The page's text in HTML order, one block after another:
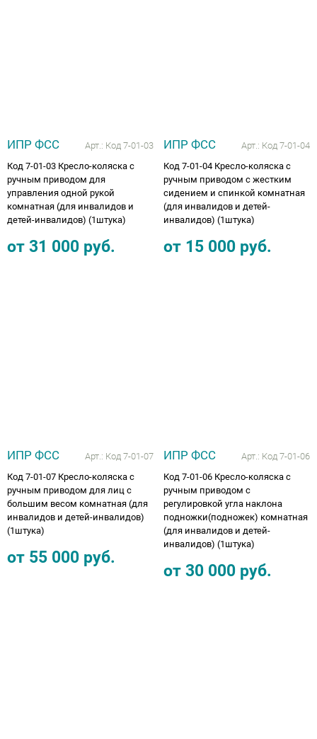
ИПР ФСС Арт.: Код 7-01-03
Код 7-01-03 Кресло-коляска с
ручным приводом для
управления одной рукой
комнатная (для инвалидов и
детей-инвалидов) (1штука)
от 31 000 руб.
ИПР ФСС Арт.: Код 7-01-04
Код 7-01-04 Кресло-коляска с
ручным приводом с жестким
сидением и спинкой комнатная
(для инвалидов и детей-
инвалидов) (1штука)
от 15 000 руб.
ИПР ФСС Арт.: Код 7-01-07
Код 7-01-07 Кресло-коляска с
ручным приводом для лиц с
большим весом комнатная (для
инвалидов и детей-инвалидов)
(1штука)
от 55 000 руб.
ИПР ФСС Арт.: Код 7-01-06
Код 7-01-06 Кресло-коляска с
ручным приводом с
регулировкой угла наклона
подножки(подножек) комнатная
(для инвалидов и детей-
инвалидов) (1штука)
от 30 000 руб.
ОПОРЫ, ВЕРТИКАЛИЗАТОРЫ, Оборудование
для ЛФК
Одежда ортопедическая (адаптивная) для
инвалидов
Индивидуальное изготовление